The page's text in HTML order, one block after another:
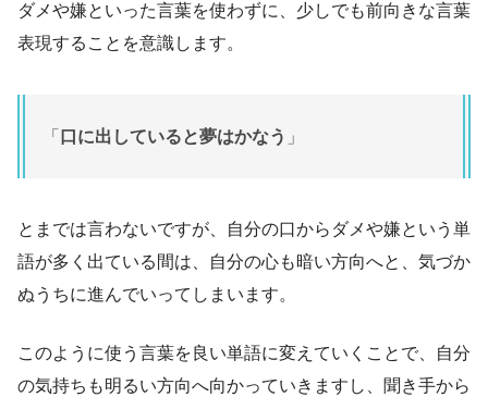
ダメや嫌といった言葉を使わずに、少しでも前向きな言葉
表現することを意識します。
「 口に出していると夢はかなう 」
とまでは言わないですが、自分の口からダメや嫌という単
語が多く出ている間は、自分の心も暗い方向へと、気づか
ぬうちに進んでいってしまいます。
このように使う言葉を良い単語に変えていくことで、自分
の気持ちも明るい方向へ向かっていきますし、聞き手から